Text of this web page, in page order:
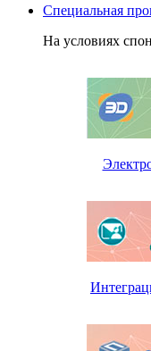
Специальная
На условиях